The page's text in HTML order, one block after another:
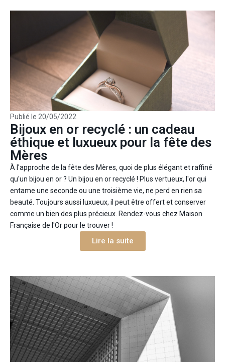
Publié le 20/05/2022
Bijoux en or recyclé : un cadeau
éthique et luxueux pour la fête des
Mères
À l'approche de la fête des Mères, quoi de plus élégant et raffiné
qu'un bijou en or ? Un bijou en or recyclé ! Plus vertueux, l'or qui
entame une seconde ou une troisième vie, ne perd en rien sa
beauté. Toujours aussi luxueux, il peut être offert et conserver
comme un bien des plus précieux. Rendez-vous chez Maison
Française de l'Or pour le trouver !
Lire la suite